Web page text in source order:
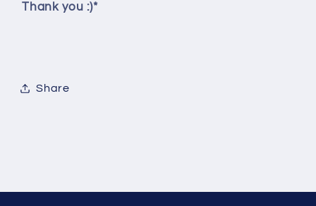
Thank you :)*
Share